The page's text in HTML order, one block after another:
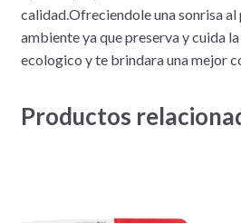
calidad.Ofreciendole una sonrisa al
ambiente ya que preserva y cuida
ecologico y te brindara una mejor
Productos